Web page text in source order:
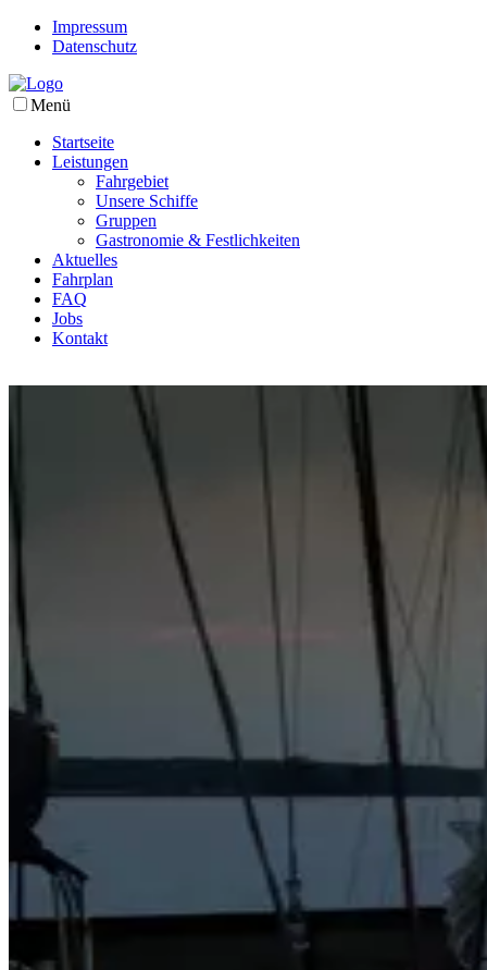
Impressum
Datenschutz
Menü
Startseite
Leistungen
Fahrgebiet
Unsere Schiffe
Gruppen
Gastronomie & Festlichkeiten
Aktuelles
Fahrplan
FAQ
Jobs
Kontakt